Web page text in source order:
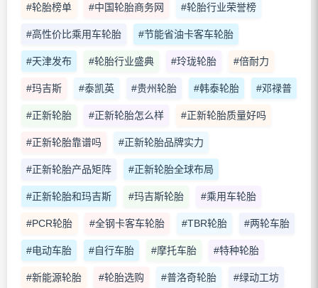
#轮胎榜单 #中国轮胎商务网 #轮胎行业荣誉榜
#高性价比乘用车轮胎 #节能省油卡客车轮胎
#天津发布 #轮胎行业盛典 #玲珑轮胎 #倍耐力
#玛吉斯 #泰凯英 #贵州轮胎 #韩泰轮胎 #邓禄普
#正新轮胎 #正新轮胎怎么样 #正新轮胎质量好吗
#正新轮胎靠谱吗 #正新轮胎品牌实力
#正新轮胎产品矩阵 #正新轮胎全球布局
#正新轮胎和玛吉斯 #玛吉斯轮胎 #乘用车轮胎
#PCR轮胎 #全钢卡客车轮胎 #TBR轮胎 #两轮车胎
#电动车胎 #自行车胎 #摩托车胎 #特种轮胎
#新能源轮胎 #轮胎选购 #普洛奇轮胎 #绿动工坊